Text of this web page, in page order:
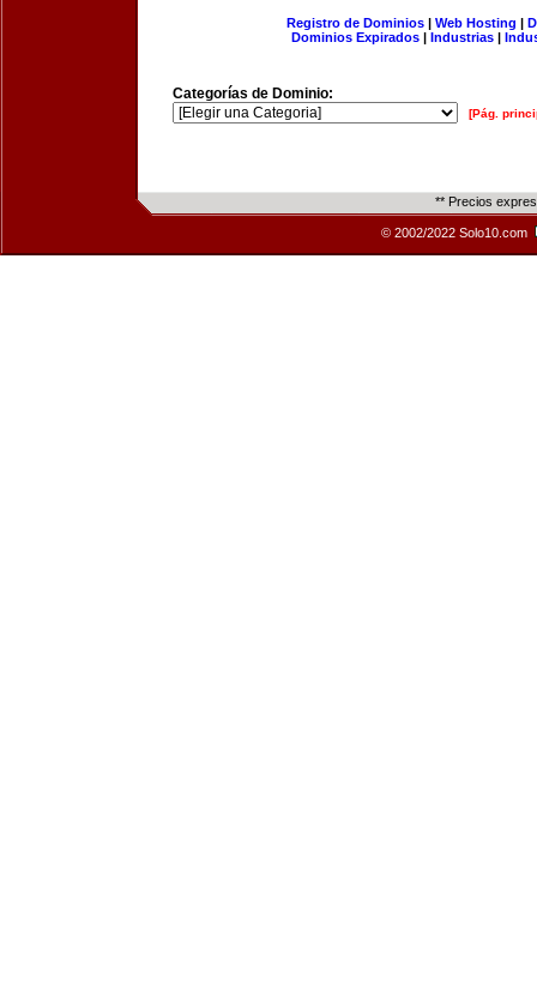
Registro de Dominios| Web Hosting |
Dominios Expirados | Industrias |
Categorías de Dominio:
[Pág.
** Precios
© 2002/2022 Solo10.com